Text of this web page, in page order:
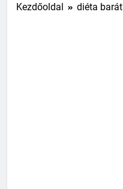
Kezdőoldal diéta barát